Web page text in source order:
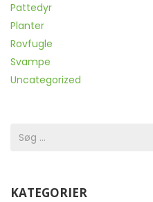
Pattedyr
Planter
Rovfugle
Svampe
Uncategorized
KATEGORIER